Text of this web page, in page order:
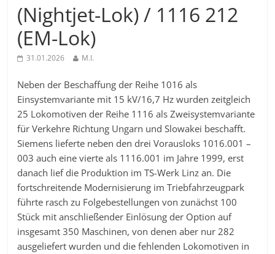
(Nightjet-Lok) / 1116 212
(EM-Lok)
31.01.2026 M.I.
Neben der Beschaffung der Reihe 1016 als
Einsystemvariante mit 15 kV/16,7 Hz wurden zeitgleich
25 Lokomotiven der Reihe 1116 als Zweisystemvariante
für Verkehre Richtung Ungarn und Slowakei beschafft.
Siemens lieferte neben den drei Vorausloks 1016.001 –
003 auch eine vierte als 1116.001 im Jahre 1999, erst
danach lief die Produktion im TS-Werk Linz an. Die
fortschreitende Modernisierung im Triebfahrzeugpark
führte rasch zu Folgebestellungen von zunächst 100
Stück mit anschließender Einlösung der Option auf
insgesamt 350 Maschinen, von denen aber nur 282
ausgeliefert wurden und die fehlenden Lokomotiven in